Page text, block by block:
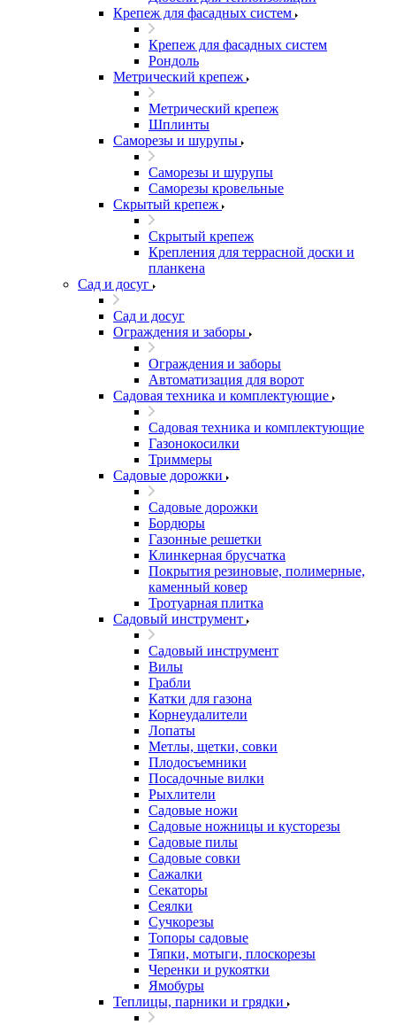
Крепеж для фасадных систем
Крепеж для фасадных систем
Рондоль
Метрический крепеж
Метрический крепеж
Шплинты
Саморезы и шурупы
Саморезы и шурупы
Саморезы кровельные
Скрытый крепеж
Скрытый крепеж
Крепления для террасной доски и
планкена
Сад и досуг
Сад и досуг
Ограждения и заборы
Ограждения и заборы
Автоматизация для ворот
Садовая техника и комплектующие
Садовая техника и комплектующие
Газонокосилки
Триммеры
Садовые дорожки
Садовые дорожки
Бордюры
Газонные решетки
Клинкерная брусчатка
Покрытия резиновые, полимерные,
каменный ковер
Тротуарная плитка
Садовый инструмент
Садовый инструмент
Вилы
Грабли
Катки для газона
Корнеудалители
Лопаты
Метлы, щетки, совки
Плодосъемники
Посадочные вилки
Рыхлители
Садовые ножи
Садовые ножницы и кусторезы
Садовые пилы
Садовые совки
Сажалки
Секаторы
Сеялки
Сучкорезы
Топоры садовые
Тяпки, мотыги, плоскорезы
Черенки и рукоятки
Ямобуры
Теплицы, парники и грядки